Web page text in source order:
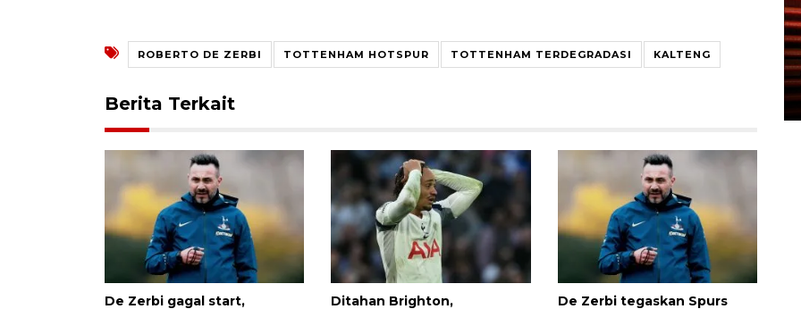
ROBERTO DE ZERBI TOTTENHAM HOTSPUR TOTTENHAM TERDEGRADASI KALTENG
Berita Terkait
De Zerbi gagal start,
Ditahan Brighton,
De Zerbi tegaskan Spurs
kemarau di Kalimantan
Tengah